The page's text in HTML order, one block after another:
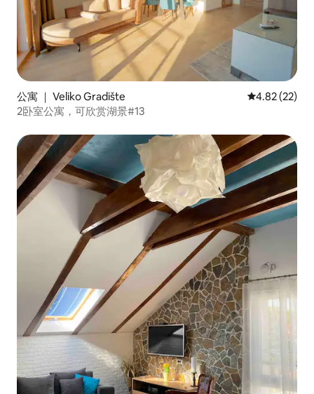
公寓 ｜ Veliko Gradište 平均评分
4.82 (22)
2卧室公寓，可欣赏湖景#13